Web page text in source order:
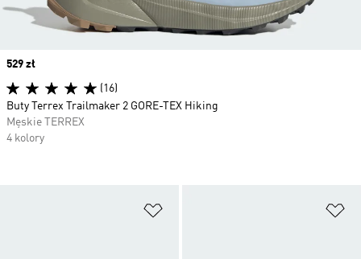
Price
529 zł
(16)
Buty Terrex Trailmaker 2 GORE-TEX Hiking
Męskie TERREX
4 kolory